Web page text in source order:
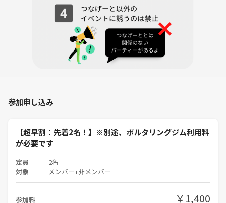
※料金は予告なく変更になる可能性がございます
※ジムで利用できるのは現金のみです
遅刻・早退・キャンセルする際は必ずご連絡下さい！
カムバックチルドレンのイベントでは、営業行為や勧誘行為は固くお断
りしています。
・ネットワークビジネス
・マルチ商法
・宗教勧誘
参加申し込み
【超早割：先着2名！】※別途、ボルタリングジム利用料
が必要です
定員 2名
対象 メンバー+非メンバー
参加料 ￥1,400